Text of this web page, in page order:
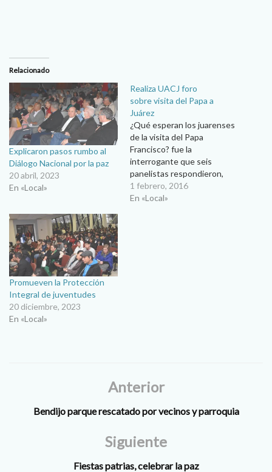
Relacionado
Explicaron pasos rumbo al
Diálogo Nacional por la paz
20 abril, 2023
En «Local»
Realiza UACJ foro
sobre visita del Papa a
Juárez
¿Qué esperan los juarenses
de la visita del Papa
Francisco? fue la
interrogante que seis
panelistas respondieron,
mediante una reflexión,
según sus expectativas
1 febrero, 2016
En «Local»
Promueven la Protección
Integral de juventudes
20 diciembre, 2023
En «Local»
Anterior
Bendijo parque rescatado por vecinos y parroquia
Siguiente
Fiestas patrias, celebrar la paz